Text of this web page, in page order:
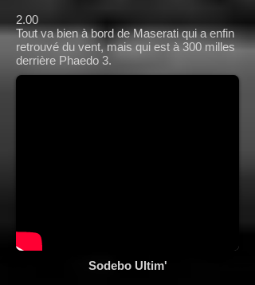
2.00
Tout va bien à bord de Maserati qui a enfin
retrouvé du vent, mais qui est à 300 milles
derrière Phaedo 3.
Sodebo Ultim'